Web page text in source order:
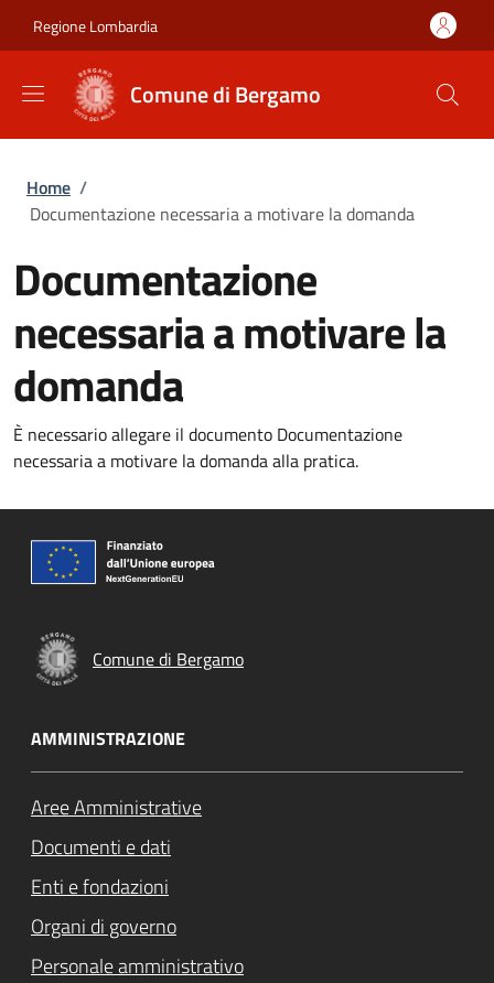
Regione Lombardia
Comune di Bergamo
Briciole di pane
Home /
Documentazione necessaria a motivare la domanda
Documentazione
necessaria a motivare la
domanda
È necessario allegare il documento Documentazione
necessaria a motivare la domanda alla pratica.
Comune di Bergamo
AMMINISTRAZIONE
Aree Amministrative
Documenti e dati
Enti e fondazioni
Organi di governo
Personale amministrativo